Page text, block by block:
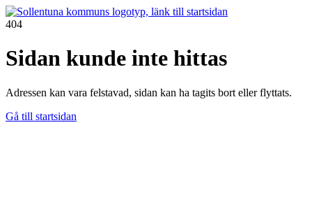
404
Sidan kunde inte hittas
Adressen kan vara felstavad, sidan kan ha tagits bort eller flyttats.
Gå till startsidan